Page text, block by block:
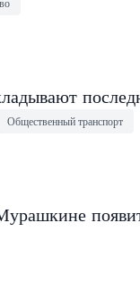
Общественный транспорт